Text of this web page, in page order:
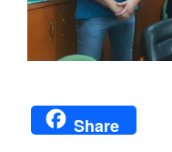
Share